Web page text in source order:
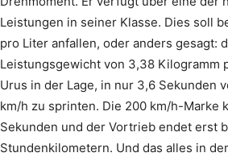
Leistungen in seiner Klasse. Dies soll
pro Liter anfallen, oder anders gesagt:
Leistungsgewicht von 3,38 Kilogramm
Urus in der Lage, in nur 3,6 Sekunden
km/h zu sprinten. Die 200 km/h-Marke
Sekunden und der Vortrieb endet erst
Stundenkilometern. Und das alles in